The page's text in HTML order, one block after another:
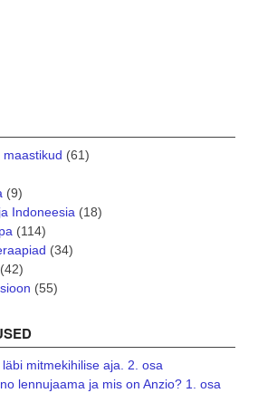
(61)
(9)
Indoneesia(18)
(114)
(34)
(42)
(55)
mitmekihilise aja. 2. osa
lennujaama ja mis on Anzio? 1. osa